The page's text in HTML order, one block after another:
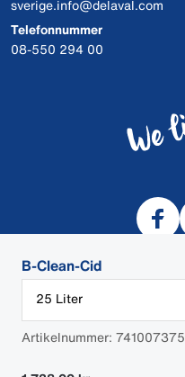
B-Clean-Cid
25 Liter
Artikelnummer: 741007375
sverige.info@delaval.com
Telefonnummer
08-550 294 00
© 2026 DeLaval
Cookies